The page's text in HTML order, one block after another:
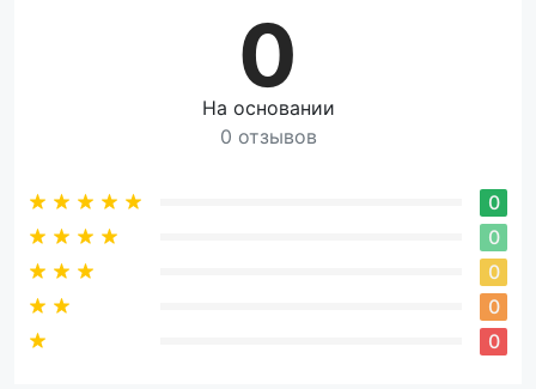
0
На основании
0 отзывов
0
0
0
0
0